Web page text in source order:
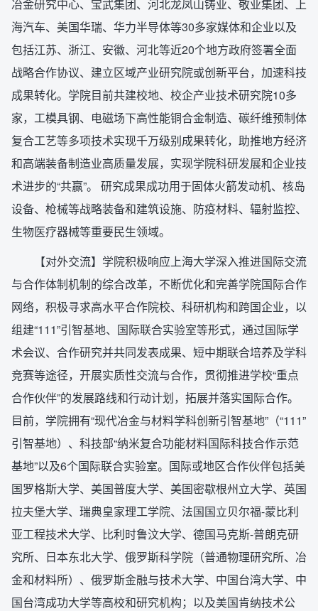
冶金研究中心、宝武集团、河北龙凤山铸业、敬业集团、上
海汽车、美国华瑞、华力半导体等30多家媒体和企业以及
包括江苏、浙江、安徽、河北等近20个地方政府签署全面
战略合作协议、建立区域产业研究院或创新平台，加速科技
成果转化。学院目前共建校地、校企产业技术研究院10多
家，工模具钢、电磁场下高性能铜合金制造、碳纤维预制体
复合工艺等多项技术实现千万级别成果转化，助推地方经济
和高端装备制造业高质量发展，实现学院科研发展和企业技
术进步的“共赢”。 研究成果成功用于固体火箭发动机、核岛
设备、枪械等战略装备和建筑设施、防疫材料、辐射监控、
生物医疗器械等重要民生领域。
【对外交流】学院积极响应上海大学深入推进国际交流
与合作体制机制的综合改革，不断优化和完善学院国际合作
网络，积极寻求高水平合作院校、科研机构和跨国企业，以
组建“111”引智基地、国际联合实验室等形式，通过国际学
术会议、合作研究并共同发表成果、短中期联合培养及学科
竞赛等途径，开展实质性交流与合作，贯彻推进学校“重点
合作伙伴”的发展路线和行动计划，拓展并落实国际合作。
目前，学院拥有“现代冶金与材料学科创新引智基地”（“111”
引智基地）、科技部“纳米复合功能材料国际科技合作示范
基地”以及6个国际联合实验室。国际或地区合作伙伴包括美
国罗格斯大学、美国普度大学、美国密歇根州立大学、英国
拉夫堡大学、瑞典皇家理工学院、法国国立贝尔福-蒙比利
亚工程技术大学、比利时鲁汶大学、德国马克斯-普朗克研
究所、日本东北大学、俄罗斯科学院（普通物理研究所、冶
金和材料所）、俄罗斯金融与技术大学、中国台湾大学、中
国台湾成功大学等高校和研究机构；以及美国肯纳技术公